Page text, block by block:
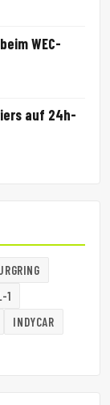
WEC-
auf 24h-
1
INDYCAR